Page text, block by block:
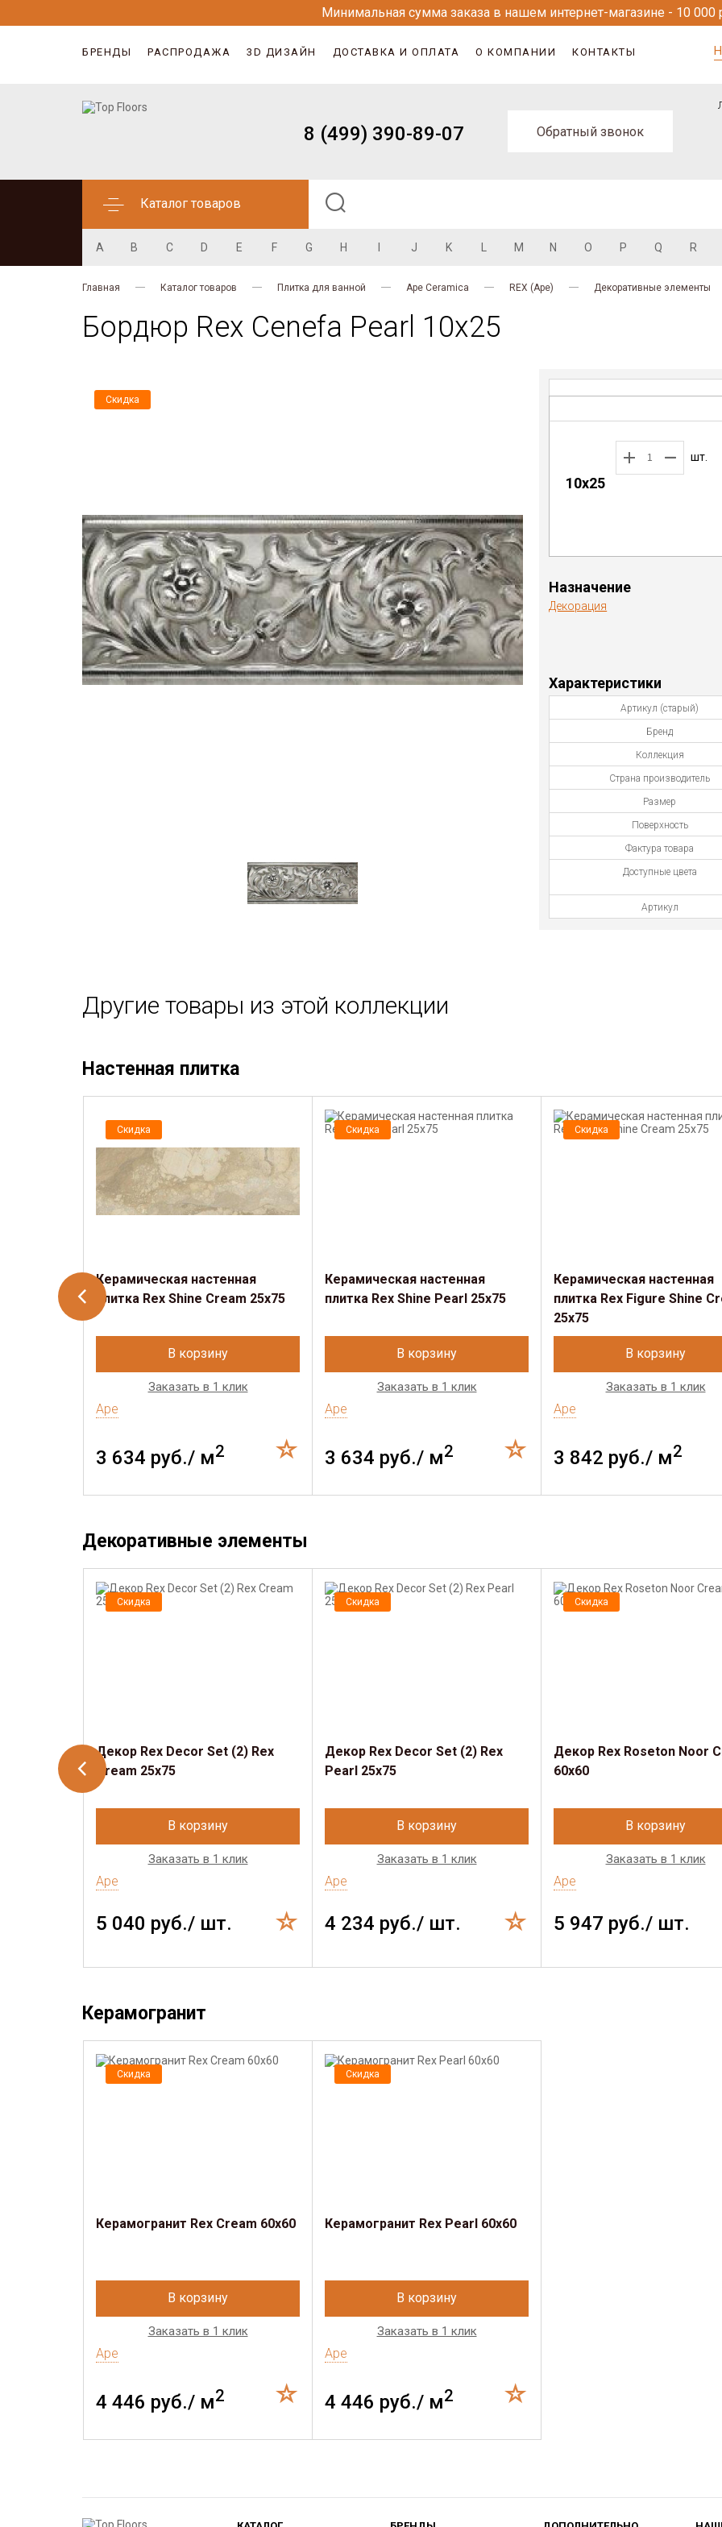
Минимальная сумма заказа в нашем интернет-магазине - 10 000
БРЕНДЫ РАСПРОДАЖА 3D ДИЗАЙН ДОСТАВКА И ОПЛАТА О КОМПАНИИ КОНТАКТЫ
8 (499) 390-89-07 Обратный звонок
Каталог товаров
A B C D E F G H J K M N O P Q R
Главная Каталог товаров Плитка для ванной Ape Ceramica REX (Ape) Декоративные элементы
Бордюр Rex Cenefa Pearl 10x25
Скидка
10x25
шт.
Назначение
Декорация
Характеристики
Артикул (старый)
Бренд
Коллекция
Страна производитель
Размер
Поверхность
Фактура товара
Доступные цвета
Артикул
Другие товары из этой коллекции
Настенная плитка
Скидка
Керамическая настенная
плитка Rex Shine Cream 25x75
В корзину
Заказать в 1 клик
Ape
3 634 руб./ м2
Скидка
Керамическая настенная
плитка Rex Shine Pearl 25x75
В корзину
Заказать в 1 клик
Ape
3 634 руб./ м2
Скидка
Керамическая настенная
плитка Rex Figure Shine
25x75
В корзину
Заказать в 1 клик
Ape
3 842 руб./ м2
Декоративные элементы
Скидка
Декор Rex Decor Set (2) Rex
Cream 25x75
В корзину
Заказать в 1 клик
Ape
5 040 руб./ шт.
Скидка
Декор Rex Decor Set (2) Rex
Pearl 25x75
В корзину
Заказать в 1 клик
Ape
4 234 руб./ шт.
Скидка
Декор Rex Roseton Noor
60x60
В корзину
Заказать в 1 клик
Ape
5 947 руб./ шт.
Керамогранит
Скидка
Керамогранит Rex Cream 60x60
В корзину
Заказать в 1 клик
Ape
4 446 руб./ м2
Скидка
Керамогранит Rex Pearl 60x60
В корзину
Заказать в 1 клик
Ape
4 446 руб./ м2